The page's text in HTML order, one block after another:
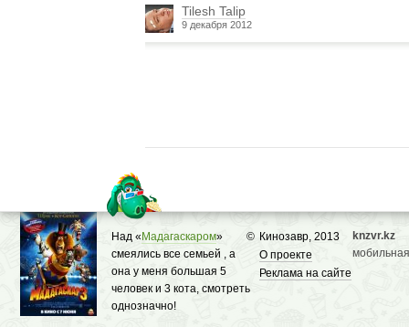
Tilesh Talip
9 декабря 2012
© Кинозавр, 2013
О проекте
Реклама на сайте
Над « Мадагаскаром»
смеялись все семьей , а
она у меня большая 5
человек и 3 кота, смотреть
однозначно!
knzvr.kz